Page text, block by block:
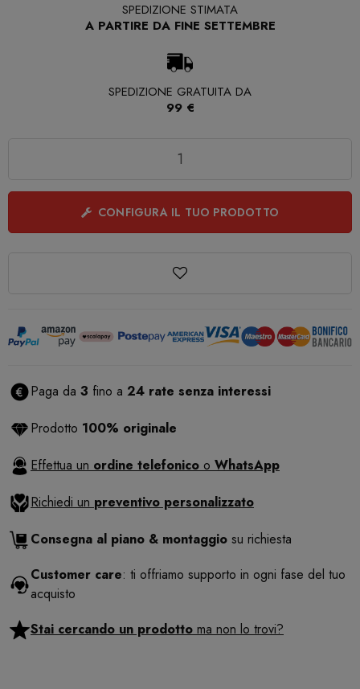
SPEDIZIONE STIMATA
A PARTIRE DA FINE SETTEMBRE
SPEDIZIONE GRATUITA DA
99 €
CONFIGURA IL TUO PRODOTTO
Paga da 3 fino a 24 rate senza interessi
Prodotto 100% originale
Effettua un ordine telefonico o WhatsApp
Richiedi un preventivo personalizzato
Consegna al piano & montaggio su richiesta
Customer care: ti offriamo supporto in ogni fase del tuo
acquisto
Stai cercando un prodotto ma non lo trovi?